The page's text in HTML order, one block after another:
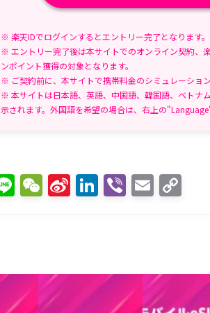
※ 楽天IDでログインするとエントリー完了となります。
※ エントリー完了後は本サイトでのオンライン契約、
ンポイント獲得の対象となります。
※ ご契約前に、本サイトで携帯料金のシミュレーショ
※ 本サイトは日本語、英語、中国語、韓国語、ベトナ
示されます。外国語を希望の場合は、右上の
Li W
at
Si
ei
b
Li
dI
n
Vi E
Li
n